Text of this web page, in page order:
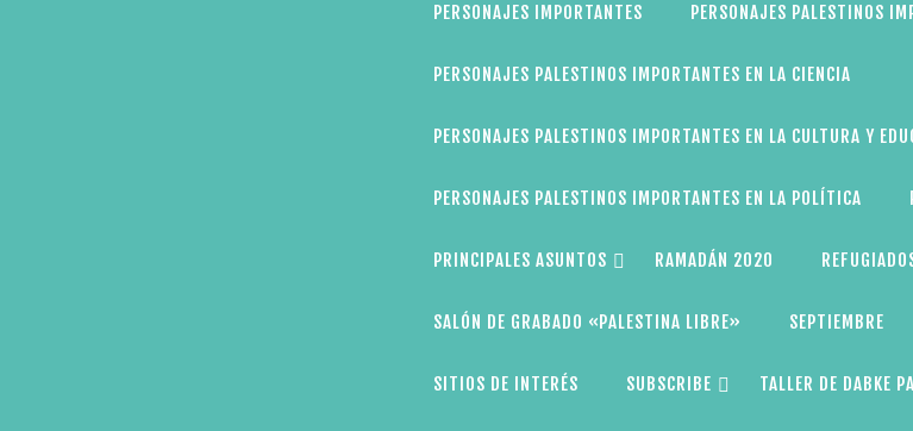
PERSONAJES IMPORTANTES PERSONAJES PALESTINOS
PERSONAJES PALESTINOS IMPORTANTES EN LA CIENCIA
PERSONAJES PALESTINOS IMPORTANTES EN LA CULTURA Y
PERSONAJES PALESTINOS IMPORTANTES EN LA POLÍTICA
PRINCIPALES ASUNTOS RAMADÁN 2020
SALÓN DE GRABADO «PALESTINA LIBRE» SEPTIEMBRE
SITIOS DE INTERÉS SUBSCRIBE TALLER DE DABKE